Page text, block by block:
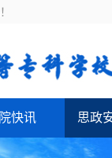
快讯 思政